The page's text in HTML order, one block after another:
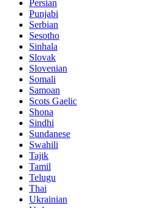
Persian
Punjabi
Serbian
Sesotho
Sinhala
Slovak
Slovenian
Somali
Samoan
Scots Gaelic
Shona
Sindhi
Sundanese
Swahili
Tajik
Tamil
Telugu
Thai
Ukrainian